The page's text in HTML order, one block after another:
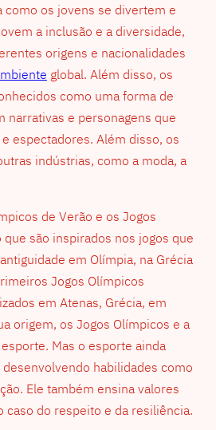
como os jovens se divertem e
a inclusão e a diversidade,
origens e nacionalidades
global. Além disso, os
como uma forma de
narrativas e personagens que
espectadores. Além disso, os
indústrias, como a moda, a
de Verão e os Jogos
são inspirados nos jogos que
em Olímpia, na Grécia
Jogos Olímpicos
em Atenas, Grécia, em
origem, os Jogos Olímpicos e a
Mas o esporte ainda
habilidades como
Ele também ensina valores
caso do respeito e da resiliência.